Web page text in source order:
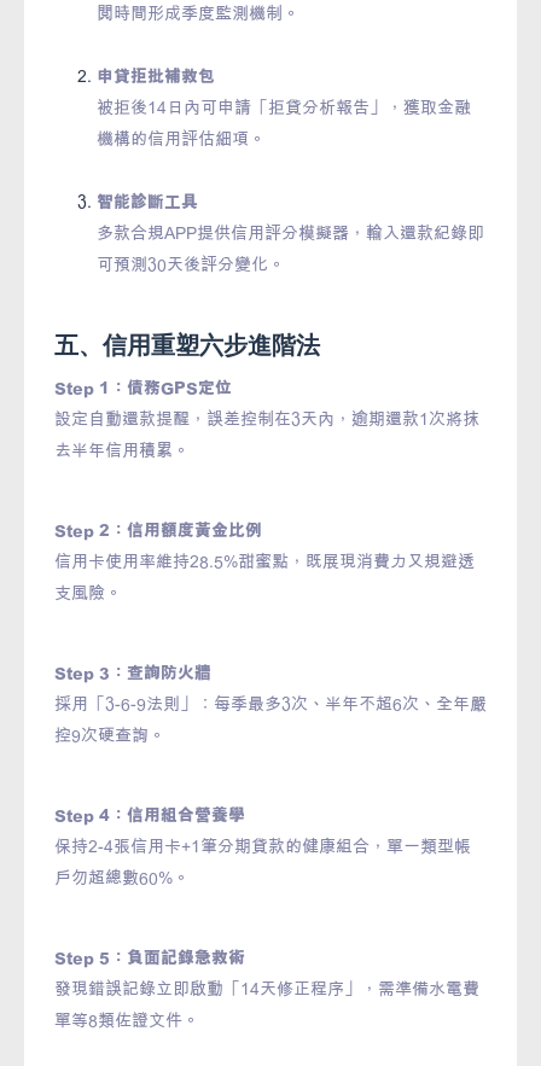
閱時間形成季度監測機制。
申貸拒批補救包
被拒後14日內可申請「拒貸分析報告」，獲取金融
機構的信用評估細項。
智能診斷工具
多款合規APP提供信用評分模擬器，輸入還款紀錄即
可預測30天後評分變化。
五、信用重塑六步進階法
Step 1：債務GPS定位
設定自動還款提醒，誤差控制在3天內，逾期還款1次將抹
去半年信用積累。
Step 2：信用額度黃金比例
信用卡使用率維持28.5%甜蜜點，既展現消費力又規避透
支風險。
Step 3：查詢防火牆
採用「3-6-9法則」：每季最多3次、半年不超6次、全年嚴
控9次硬查詢。
Step 4：信用組合營養學
保持2-4張信用卡+1筆分期貸款的健康組合，單一類型帳
戶勿超總數60%。
Step 5：負面記錄急救術
發現錯誤記錄立即啟動「14天修正程序」，需準備水電費
單等8類佐證文件。